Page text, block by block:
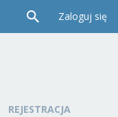
Zaloguj się
REJESTRACJA